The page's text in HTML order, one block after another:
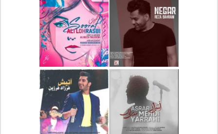
دانلود آلبوم جدید سیروان
خسروی بنام مونولوگ
دانلود آهنگ جدید علیرضا
قربانی بنام خیال خوش
دانلود آهنگ جدید رضا
بهرام بنام نگار
دانلود آهنگ جدید علی
لهراسبی بنام صورت